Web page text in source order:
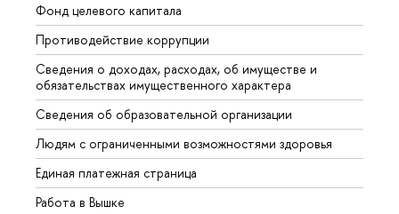
Фонд целевого капитала
Противодействие коррупции
Сведения о доходах, расходах, об имуществе и
обязательствах имущественного характера
Сведения об образовательной организации
Людям с ограниченными возможностями здоровья
Единая платежная страница
Работа в Вышке